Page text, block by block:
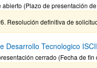
abierto (Plazo de presentación
Resolución definitiva de
Desarrollo Tecnologico
cerrado (Fecha de